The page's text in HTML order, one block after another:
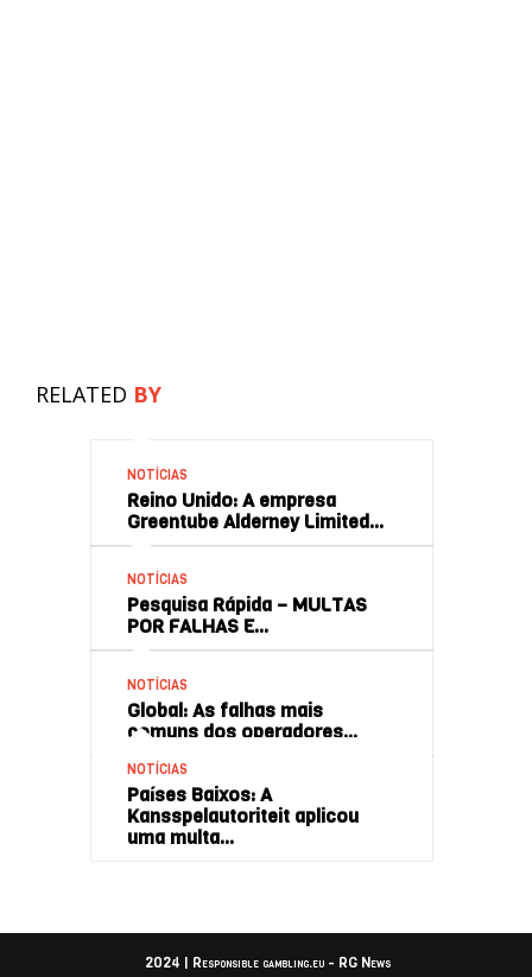
RELATED BY
NOTÍCIAS
Reino Unido: A empresa
Greentube Alderney Limited…
NOTÍCIAS
Pesquisa Rápida – MULTAS
POR FALHAS E…
NOTÍCIAS
Global: As falhas mais
comuns dos operadores…
NOTÍCIAS
Países Baixos: A
Kansspelautoriteit aplicou
uma multa…
2024 | Responsible gambling.eu - RG News